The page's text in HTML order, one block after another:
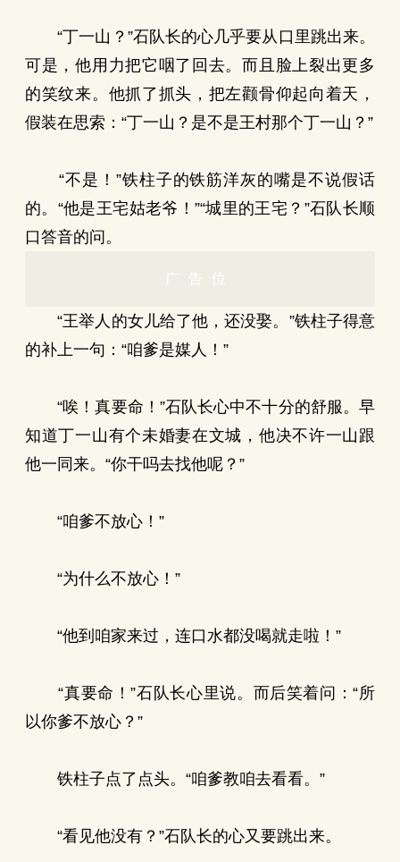
“丁一山？”石队长的心几乎要从口里跳出来。
可是，他用力把它咽了回去。而且脸上裂出更多
的笑纹来。他抓了抓头，把左颧骨仰起向着天，
假装在思索：“丁一山？是不是王村那个丁一山？”
“不是！”铁柱子的铁筋洋灰的嘴是不说假话
的。“他是王宅姑老爷！”“城里的王宅？”石队长顺
口答音的问。
广告位
“王举人的女儿给了他，还没娶。”铁柱子得意
的补上一句：“咱爹是媒人！”
“唉！真要命！”石队长心中不十分的舒服。早
知道丁一山有个未婚妻在文城，他决不许一山跟
他一同来。“你干吗去找他呢？”
“咱爹不放心！”
“为什么不放心！”
“他到咱家来过，连口水都没喝就走啦！”
“真要命！”石队长心里说。而后笑着问：“所
以你爹不放心？”
铁柱子点了点头。“咱爹教咱去看看。”
“看见他没有？”石队长的心又要跳出来。